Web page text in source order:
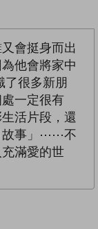
會挺身而出
他會將家中
很多新朋
一定很有
活片段，還
故事」⋯⋯不
滿愛的世